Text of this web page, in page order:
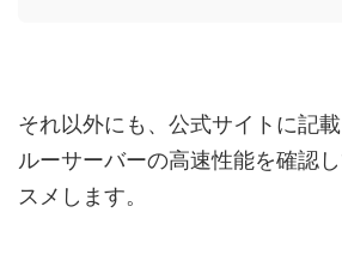
それ以外にも、公式サイトに記
ルーサーバーの高速性能を確認
スメします。